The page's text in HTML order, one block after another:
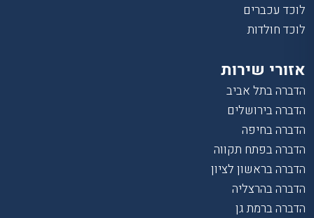
לוכד עכברים
לוכד חולדות
אזורי שירות
הדברה בתל אביב
הדברה בירושלים
הדברה בחיפה
הדברה בפתח תקווה
הדברה בראשון לציון
הדברה בהרצליה
הדברה ברמת גן